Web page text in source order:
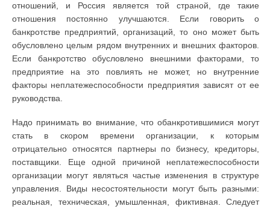
отношений, и Россия является той страной, где такие
отношения постоянно улучшаются. Если говорить о
банкротстве предприятий, организаций, то оно может быть
обусловлено целым рядом внутренних и внешних факторов.
Если банкротство обусловлено внешними факторами, то
предприятие на это повлиять не может, но внутренние
факторы неплатежеспособности предприятия зависят от ее
руководства.
Надо принимать во внимание, что обанкротившимися могут
стать в скором времени организации, к которым
отрицательно относятся партнеры по бизнесу, кредиторы,
поставщики. Еще одной причиной неплатежеспособности
организации могут являться частые изменения в структуре
управления. Виды несостоятельности могут быть разными:
реальная, техническая, умышленная, фиктивная. Следует